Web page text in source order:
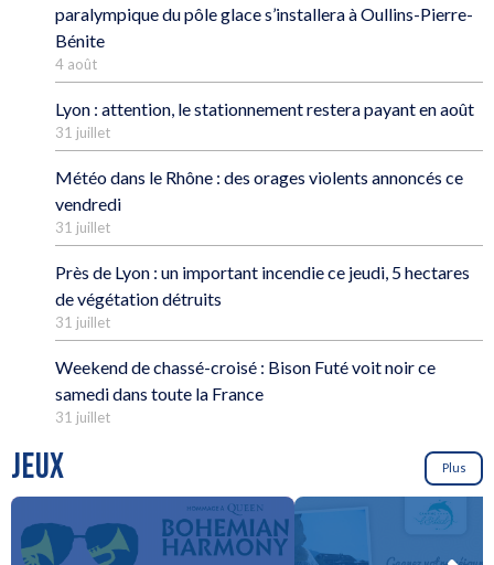
paralympique du pôle glace s’installera à Oullins-Pierre-
Bénite
4 août
Lyon : attention, le stationnement restera payant en août
31 juillet
Météo dans le Rhône : des orages violents annoncés ce
vendredi
31 juillet
Près de Lyon : un important incendie ce jeudi, 5 hectares
de végétation détruits
31 juillet
Weekend de chassé-croisé : Bison Futé voit noir ce
samedi dans toute la France
31 juillet
JEUX Plus